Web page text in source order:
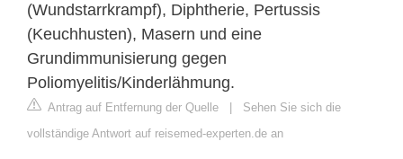
(Wundstarrkrampf), Diphtherie, Pertussis
(Keuchhusten), Masern und eine
Grundimmunisierung gegen
Poliomyelitis/Kinderlähmung.
Antrag auf Entfernung der Quelle
Sehen Sie sich die
vollständige Antwort auf reisemed-experten.de an